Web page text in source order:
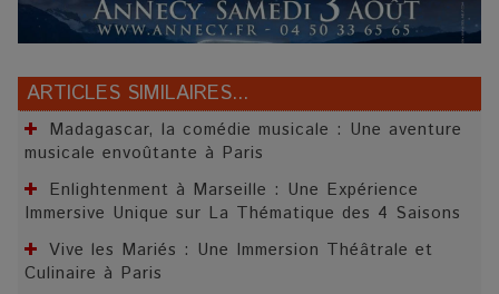
ARTICLES SIMILAIRES...
Madagascar, la comédie musicale : Une aventure
musicale envoûtante à Paris
Enlightenment à Marseille : Une Expérience
Immersive Unique sur La Thématique des 4 Saisons
Vive les Mariés : Une Immersion Théâtrale et
Culinaire à Paris